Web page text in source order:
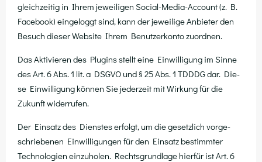
gleich­zei­tig in Ihrem jewei­li­gen Social-Media-Account (z. B.
Face­book) ein­ge­loggt sind, kann der jewei­li­ge Anbie­ter den
Besuch die­ser Web­site Ihrem Benut­zer­kon­to zuordnen.
Das Akti­vie­ren des Plug­ins stellt eine Ein­wil­li­gung im Sin­ne
des Art. 6 Abs. 1 lit. a DSGVO und § 25 Abs. 1 TDDDG dar. Die­
se Ein­wil­li­gung kön­nen Sie jeder­zeit mit Wir­kung für die
Zukunft widerrufen.
Der Ein­satz des Diens­tes erfolgt, um die gesetz­lich vor­ge­
schrie­be­nen Ein­wil­li­gun­gen für den Ein­satz bestimm­ter
Tech­no­lo­gien ein­zu­ho­len. Rechts­grund­la­ge hier­für ist Art. 6